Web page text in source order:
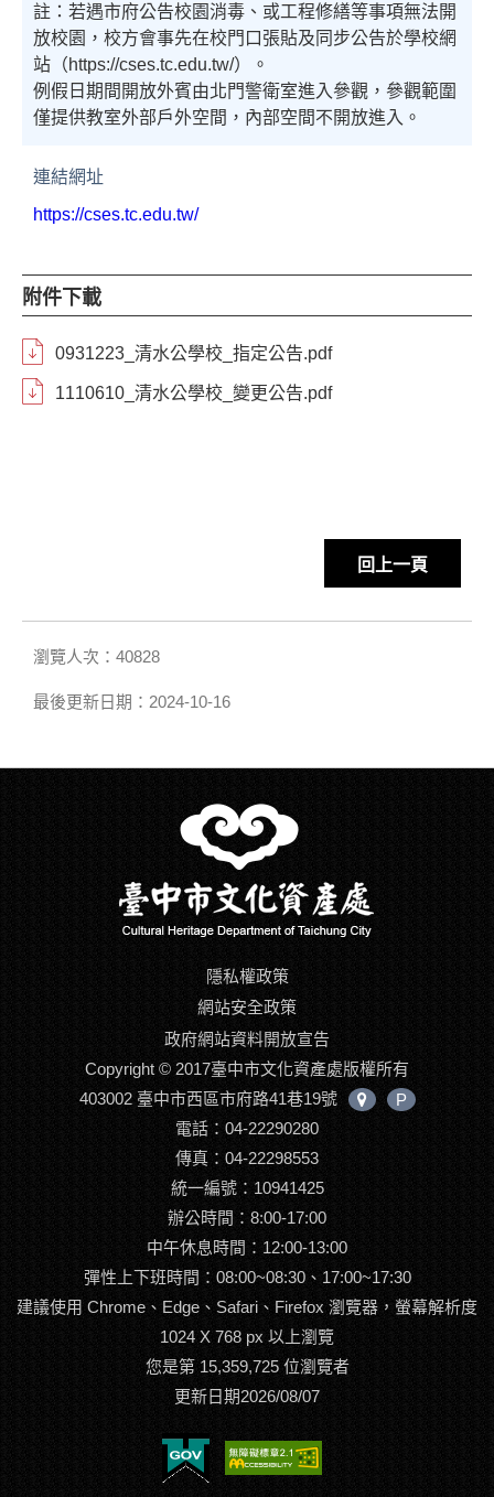
註：若遇市府公告校園消毒、或工程修繕等事項無法開
放校園，校方會事先在校門口張貼及同步公告於學校網
站（https://cses.tc.edu.tw/）。
例假日期間開放外賓由北門警衛室進入參觀，參觀範圍
僅提供教室外部戶外空間，內部空間不開放進入。
連結網址
https://cses.tc.edu.tw/
附件下載
0931223_清水公學校_指定公告.pdf
1110610_清水公學校_變更公告.pdf
回上一頁
瀏覽人次：40828
最後更新日期：2024-10-16
隱私權政策
網站安全政策
政府網站資料開放宣告
Copyright © 2017臺中市文化資產處版權所有
403002 臺中市西區市府路41巷19號
中
P
電話：04-22290280
傳真：04-22298553
統一編號：10941425
辦公時間：8:00-17:00
中午休息時間：12:00-13:00
彈性上下班時間：08:00~08:30、17:00~17:30
建議使用 Chrome、Edge、Safari、Firefox 瀏覽器，螢幕解析度
1024 X 768 px 以上瀏覽
您是第 15,359,725 位瀏覽者
更新日期2026/08/07